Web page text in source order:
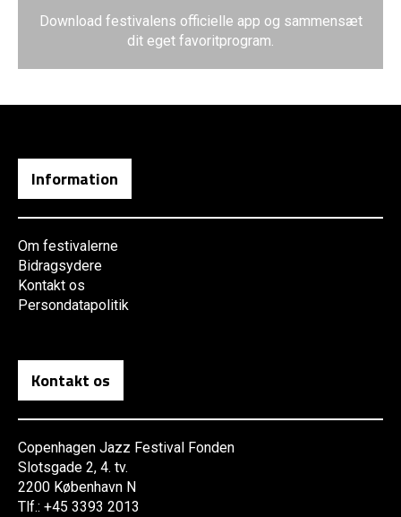
Download festivalens officielle app og sammensæt
dit eget favoritprogram.
Information
Om festivalerne
Bidragsydere
Kontakt os
Persondatapolitik
Kontakt os
Copenhagen Jazz Festival Fonden
Slotsgade 2, 4. tv.
2200 København N
Tlf.: +45 3393 2013